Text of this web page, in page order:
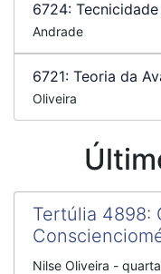
6724:
Andrade
6721: Teoria da
Oliveira
Tertúlia 4898:
Nilse Oliveira -